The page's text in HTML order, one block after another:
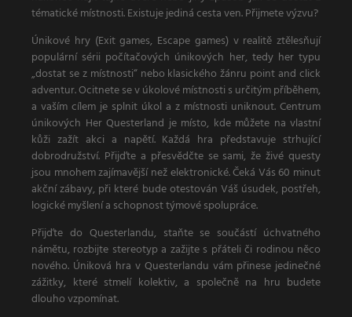
tématické místnosti. Existuje jediná cesta ven. Přijmete výzvu?
Únikové hry (Exit games, Escape games) v realitě ztělesňují
populární sérii počítačových únikových her, tedy her typu
„dostat se z místnosti“ nebo klasického žánru point and click
adventur. Ocitnete se v úkolové místnosti s určitým příběhem,
a vaším cílem je splnit úkol a z místnosti uniknout. Centrum
únikových Her Questerland je místo, kde můžete na vlastní
kůži zažít akci a napětí. Každá hra představuje strhující
dobrodružství. Přijďte a přesvědčte se sami, že živé questy
jsou mnohem zajímavější než elektronické. Čeká Vás 60 minut
akční zábavy, při které bude otestován Váš úsudek, postřeh,
logické myšlení a schopnost týmové spolupráce.
Přijďte do Questerlandu, staňte se součástí úchvatného
námětu, rozbijte stereotyp a zažijte s přáteli či rodinou něco
nového. Úniková hra v Questerlandu vám přinese jedinečné
zážitky, které stmelí kolektiv, a společně na hru budete
dlouho vzpomínat.